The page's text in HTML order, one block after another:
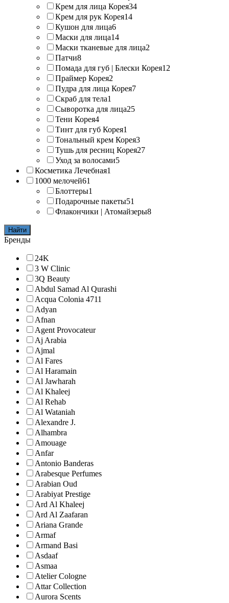
Крем для лица Корея34
Крем для рук Корея14
Кушон для лица6
Маски для лица14
Маски тканевые для лица2
Патчи8
Помада для губ | Блески Корея12
Праймер Корея2
Пудра для лица Корея7
Скраб для тела1
Сыворотка для лица25
Тени Корея4
Тинт для губ Корея1
Тональный крем Корея3
Тушь для ресниц Корея27
Уход за волосами5
Косметика Лечебная1
1000 мелочей61
Блоттеры1
Подарочные пакеты51
Флакончики | Атомайзеры8
Найти
Бренды
24K
3 W Clinic
3Q Beauty
Abdul Samad Al Qurashi
Acqua Colonia 4711
Adyan
Afnan
Agent Provocateur
Aj Arabia
Ajmal
Al Fares
Al Haramain
Al Jawharah
Al Khaleej
Al Rehab
Al Wataniah
Alexandre J.
Alhambra
Amouage
Anfar
Antonio Banderas
Arabesque Perfumes
Arabian Oud
Arabiyat Prestige
Ard Al Khaleej
Ard Al Zaafaran
Ariana Grande
Armaf
Armand Basi
Asdaaf
Asmaa
Atelier Cologne
Attar Collection
Aurora Scents